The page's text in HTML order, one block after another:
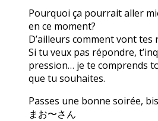
Pourquoi ça pourrait aller
en ce moment?
D’ailleurs comment vont tes
Si tu veux pas répondre,
pression… je te comprends
que tu souhaites.
Passes une bonne soirée,
まお〜さん